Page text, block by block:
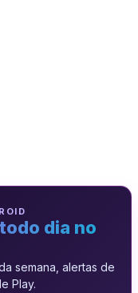
dia no
semana, alertas de
Play.